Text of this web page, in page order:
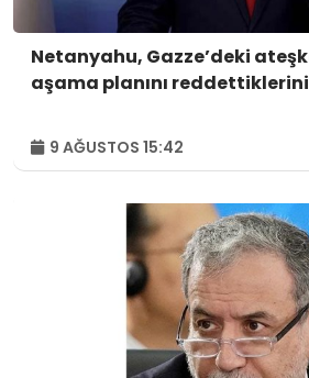
Netanyahu, Gazze’deki
aşama planını reddettiklerini
9 AĞUSTOS 15:42